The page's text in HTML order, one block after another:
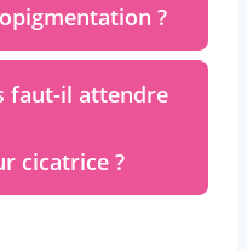
?
faut-il attendre
cicatrice ?